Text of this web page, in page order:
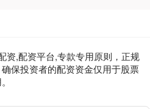
资,配资平台,专款专用原则，正规
保投资者的配资资金仅用于股票